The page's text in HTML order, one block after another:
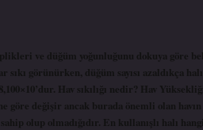
ve düğüm yoğunluğunu dokuya göre
görünürken, düğüm sayısı azaldıkça
Hav sıkılığı nedir? Hav
değişir ancak burada önemli olan havın
olup olmadığıdır. En kullanışlı halı